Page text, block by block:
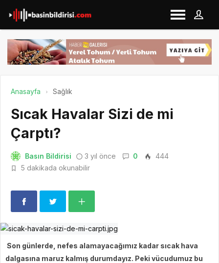
Anasayfa Sağlık
Sıcak Havalar Sizi de mi
Çarptı?
Basın Bildirisi 3 yıl önce 0
444
5 dakikada okunabilir
Son günlerde, nefes alamayacağımız kadar sıcak hava
dalgasına maruz kalmış durumdayız. Peki vücudumuz bu